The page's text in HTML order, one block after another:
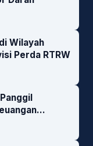
Wilayah
Perda RTRW